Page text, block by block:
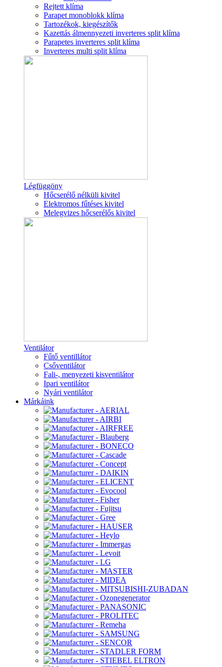
Rejtett klíma
Parapet monoblokk klíma
Tartozékok, kiegészítők
Kazettás álmennyezeti inverteres split klíma
Parapetes inverteres split klíma
Inverteres multi split klíma
Légfüggöny
Hőcserélő nélküli kivitel
Elektromos fűtéses kivitel
Melegvizes hőcserélős kivitel
Ventilátor
Fűtő ventillátor
Csőventilátor
Fali-, menyezeti kisventilátor
Ipari ventilátor
Nyári ventilátor
Márkáink